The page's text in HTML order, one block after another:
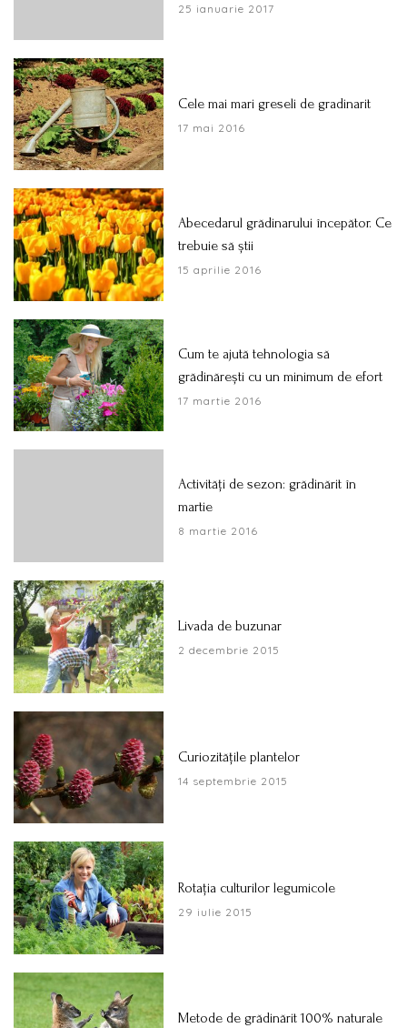
25 ianuarie 2017
Cele mai mari greseli de gradinarit
17 mai 2016
Abecedarul grădinarului începător. Ce
trebuie să știi
15 aprilie 2016
Cum te ajută tehnologia să
grădinărești cu un minimum de efort
17 martie 2016
Activităţi de sezon: grădinărit în
martie
8 martie 2016
Livada de buzunar
2 decembrie 2015
Curiozitățile plantelor
14 septembrie 2015
Rotaţia culturilor legumicole
29 iulie 2015
Metode de grădinărit 100% naturale